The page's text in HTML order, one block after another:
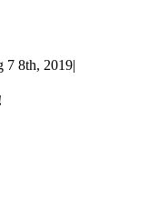
7 8th, 2019|